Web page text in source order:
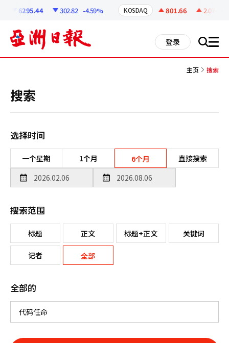
6295.44 302.82 -4.59% KOSDAQ 801.66 2.07
登录 搜 all
主页 搜索
搜索
选择时间
一个星期 1个月 6个月 直接搜索
搜索范围
标题 正文 标题+正文 关键词
记者 全部
全部的